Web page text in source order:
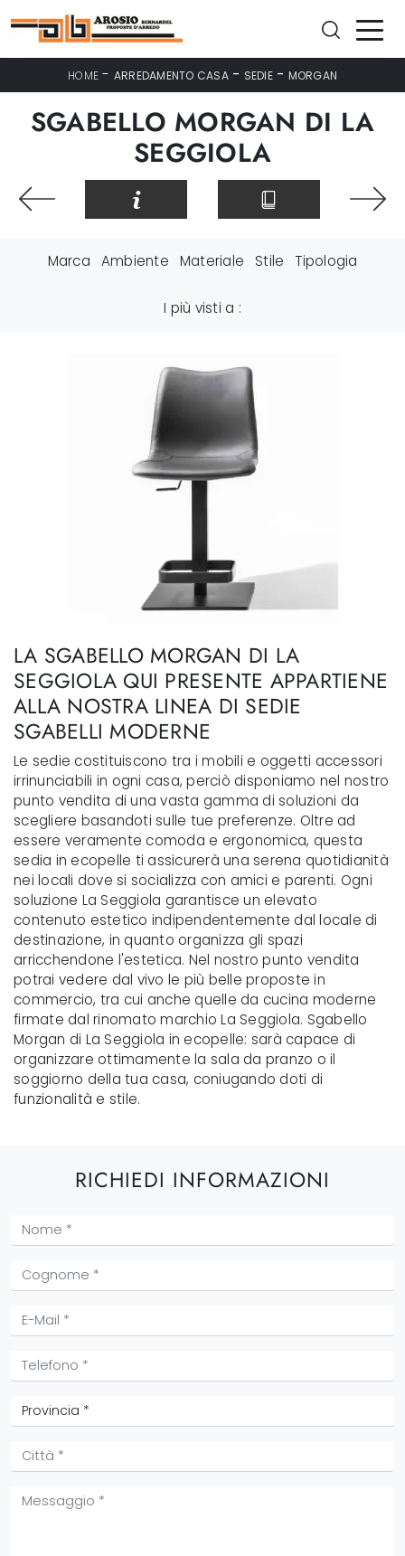
HOME - ARREDAMENTO CASA- SEDIE - MORGAN
SGABELLO MORGAN DI LA
SEGGIOLA
Marca Ambiente Materiale Stile Tipologia
I più visti a :
LA SGABELLO MORGAN DI LA
SEGGIOLA QUI PRESENTE APPARTIENE
ALLA NOSTRA LINEA DI SEDIE
SGABELLI MODERNE
Le sedie costituiscono tra i mobili e oggetti accessori
irrinunciabili in ogni casa, perciò disponiamo nel nostro
punto vendita di una vasta gamma di soluzioni da
scegliere basandoti sulle tue preferenze. Oltre ad
essere veramente comoda e ergonomica, questa
sedia in ecopelle ti assicurerà una serena quotidianità
nei locali dove si socializza con amici e parenti. Ogni
soluzione La Seggiola garantisce un elevato
contenuto estetico indipendentemente dal locale di
destinazione, in quanto organizza gli spazi
arricchendone l'estetica. Nel nostro punto vendita
potrai vedere dal vivo le più belle proposte in
commercio, tra cui anche quelle da cucina moderne
firmate dal rinomato marchio La Seggiola. Sgabello
Morgan di La Seggiola in ecopelle: sarà capace di
organizzare ottimamente la sala da pranzo o il
soggiorno della tua casa, coniugando doti di
funzionalità e stile.
RICHIEDI INFORMAZIONI